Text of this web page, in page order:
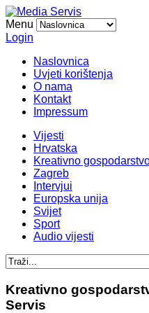
Menu
Login
Naslovnica
Uvjeti korištenja
O nama
Kontakt
Impressum
Vijesti
Hrvatska
Kreativno
Zagreb
Intervjui
Europska unija
Svijet
Sport
Audio vijesti
Kreativno
Servis